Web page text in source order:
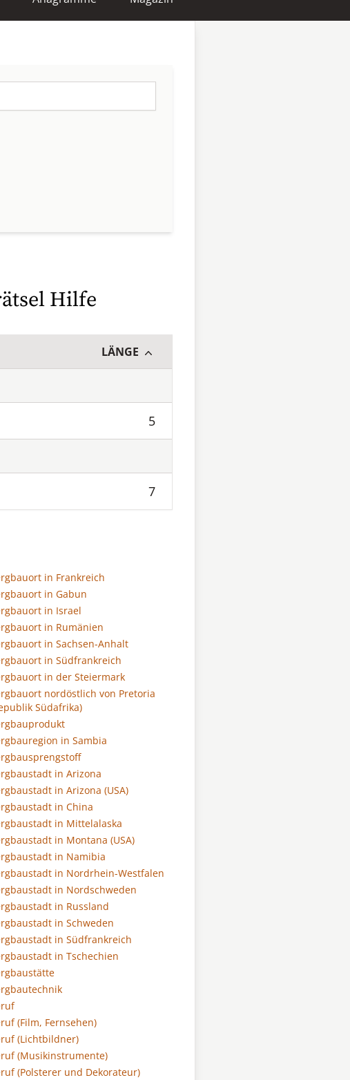
Hilfe
LÄNGE
5
7
in Frankreich
in Gabun
in Israel
in Rumänien
in Sachsen-Anhalt
in Südfrankreich
in der Steiermark
nordöstlich von Pretoria
Südafrika)
in Sambia
in Arizona
in Arizona (USA)
in China
in Mittelalaska
in Montana (USA)
in Namibia
in Nordrhein-Westfalen
in Nordschweden
in Russland
in Schweden
in Südfrankreich
in Tschechien
(Film, Fernsehen)
(Lichtbildner)
(Musikinstrumente)
(Polsterer und Dekorateur)